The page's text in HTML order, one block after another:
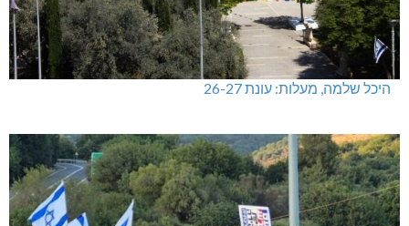
היכל שלמה, מעלות: עונת 26-27